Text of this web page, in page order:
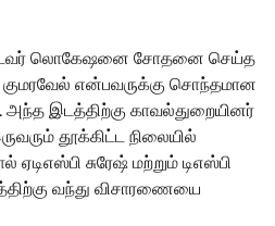
டவர் லொகேஷனை சோதனை செய்த
குமரவேல் என்பவருக்கு சொந்தமான
அந்த இடத்திற்கு காவல்துறையினர்
தூக்கிட்ட நிலையில்
சுரேஷ் மற்றும் டிஎஸ்பி
வந்து விசாரணையை